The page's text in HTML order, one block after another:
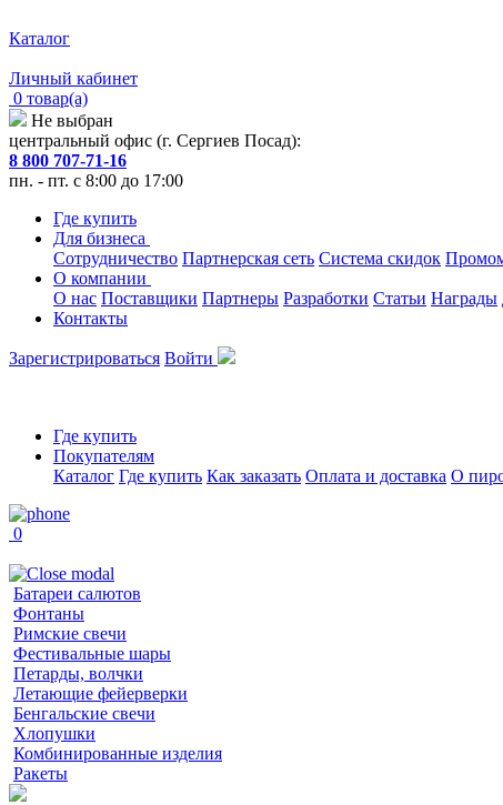
Каталог
Личный кабинет
0 товар(а)
Не выбран
центральный офис (г. Сергиев Посад):
8 800 707-71-16
пн. - пт. с 8:00 до 17:00
Где купить
Для бизнеса
Сотрудничество Партнерская сеть Система скидок
О компании
О нас Поставщики Партнеры Разработки Статьи Награды
Контакты
Зарегистрироваться Войти
Где купить
Покупателям
Каталог Где купить Как заказать Оплата и доставка О
0
Батареи салютов
Фонтаны
Римские свечи
Фестивальные шары
Петарды, волчки
Летающие фейерверки
Бенгальские свечи
Хлопушки
Комбинированные изделия
Ракеты